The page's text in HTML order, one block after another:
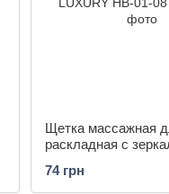
Щетка массажная
раскладная с
74 грн